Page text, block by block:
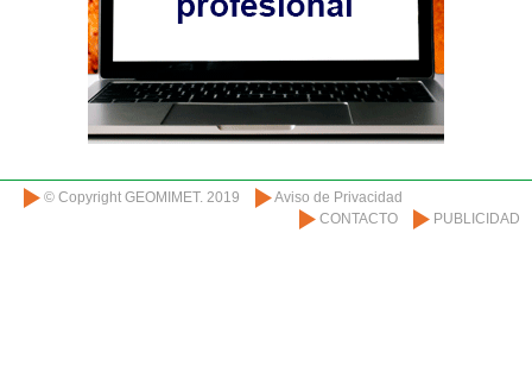
© Copyright GEOMIMET. 2019
Aviso de Privacidad
CONTACTO
PUBLICIDAD